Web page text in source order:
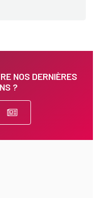
NOS DERNIÈRES
?